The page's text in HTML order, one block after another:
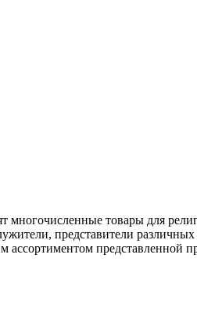
многочисленные товары для
представители различных
представленной